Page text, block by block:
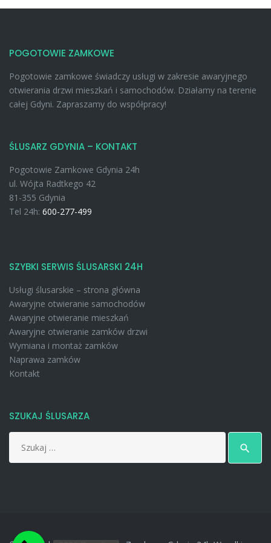
POGOTOWIE ZAMKOWE
Pogotowie zamkowe świadczy usługi w zakresie awaryjnego
otwierania drzwi mieszkań i samochodów. Działamy na terenie
całej Gdyni. Zapraszamy do współpracy!
ŚLUSARZ GDYNIA – KONTAKT
Pogotowie Zamkowe Gdynia 24h
ul. Wójta Radtkego 42
81-355 Gdynia
Tel 24h: 600-277-499
SZYBKI SERWIS ŚLUSARSKI 24H
Usługi ślusarskie – strona główna
Awaryjne otwieranie samochodów
Awaryjne otwieranie mieszkań
Awaryjne otwieranie zamków drzwi
Wymiana i montaż zamków
Naprawa zamków
Kontakt
SZUKAJ ŚLUSARZA
search